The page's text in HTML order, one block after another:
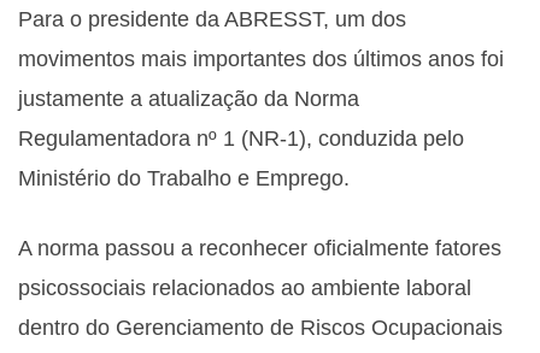
Para o presidente da ABRESST, um dos
movimentos mais importantes dos últimos anos foi
justamente a atualização da Norma
Regulamentadora nº 1 (NR-1), conduzida pelo
Ministério do Trabalho e Emprego.
A norma passou a reconhecer oficialmente fatores
psicossociais relacionados ao ambiente laboral
dentro do Gerenciamento de Riscos Ocupacionais